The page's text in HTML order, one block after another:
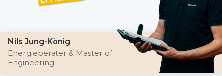
Nils Jung-König
Energieberater & Master of
Engineering